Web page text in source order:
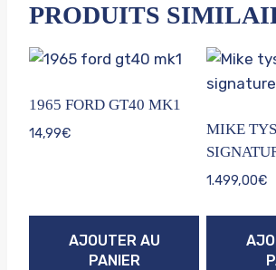
PRODUITS
1965 FORD GT40 MK1
14,99€
AJOUTER AU
PANIER
MIKE
1.499,00€